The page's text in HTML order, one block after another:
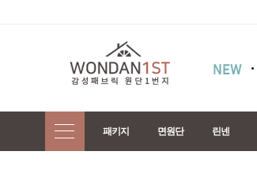
패키지 면원단 린넨